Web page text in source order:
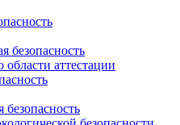
безопасность
аттестации
безопасность